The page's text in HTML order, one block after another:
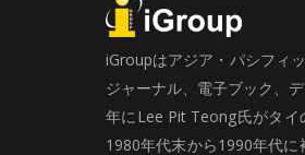
iGroupはアジア・パシフィ
ジャーナル、電子ブック、
年にLee Pit Teong氏がタイ
1980年代末から1990年代